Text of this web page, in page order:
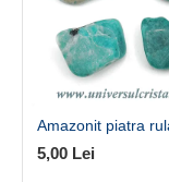
Amazonit piatra
5,00 Lei